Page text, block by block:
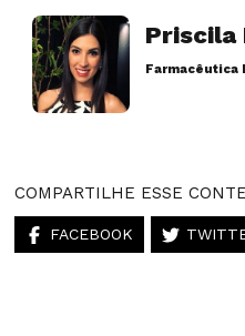
Priscila
Farmacêutica
COMPARTILHE ESSE
FACEBOOK